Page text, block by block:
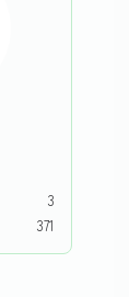
3
371